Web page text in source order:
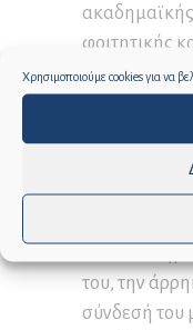
Χρησιμοποιούμε cookies για να
φοιτητικής
συγκυρία,
15.02.2024
του
αρωγός στην
προσπάθεια
του, την
σύνδεσή του